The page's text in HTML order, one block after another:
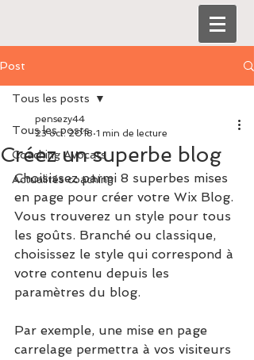
Post
Tous les posts
Coaching Avocats
Actualités coaching
Tous les posts
Créez un superbe blog
pensezy44
23 oct. 2018 1 min de lecture
Choisissez parmi 8 superbes mises
en page pour créer votre Wix Blog.
Vous trouverez un style pour tous
les goûts. Branché ou classique,
choisissez le style qui correspond à
votre contenu depuis les
paramètres du blog.
Par exemple, une mise en page
carrelage permettra à vos visiteurs